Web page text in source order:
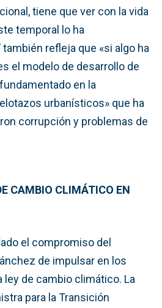
tiene que ver con la vida
temporal lo ha
también refleja que «si algo ha
el modelo de desarrollo de
en la
urbanísticos» que ha
corrupción y problemas de
CAMBIO CLIMÁTICO EN
el compromiso del
de impulsar en los
ley de cambio climático. La
para la Transición